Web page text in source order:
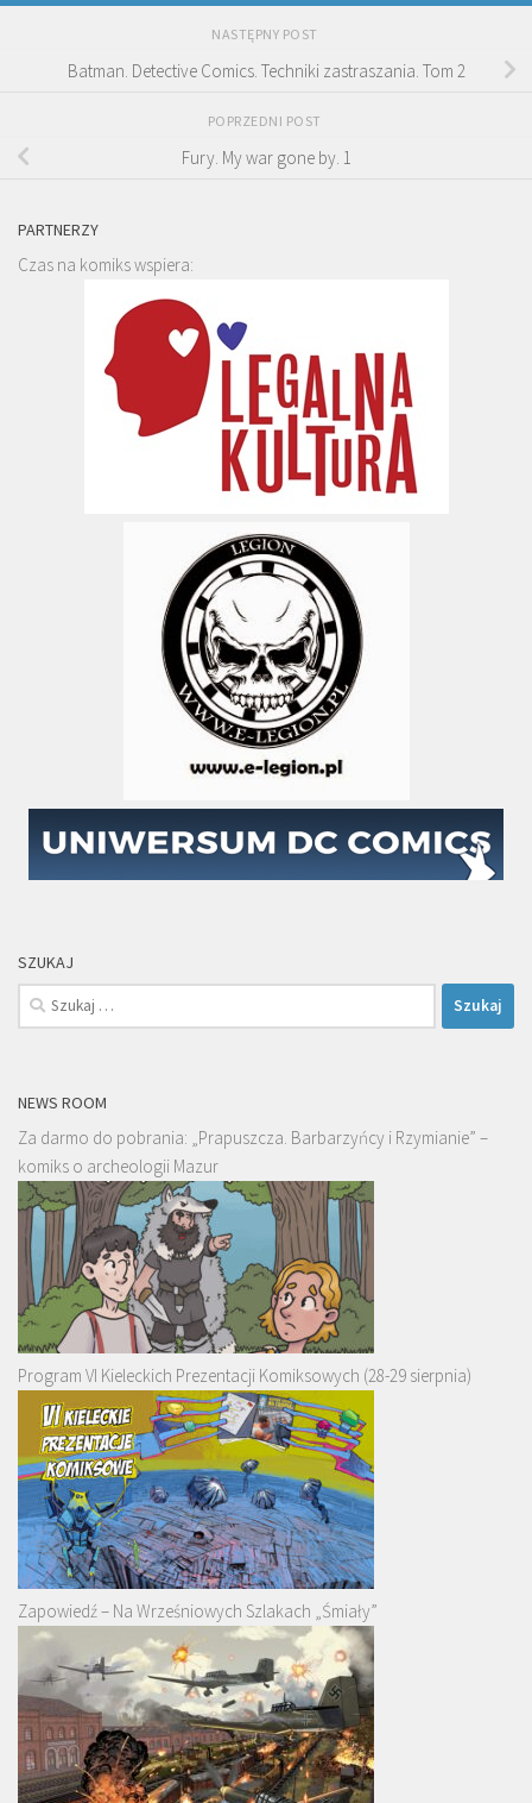
NASTĘPNY POST
Batman. Detective Comics. Techniki zastraszania. Tom 2
POPRZEDNI POST
Fury. My war gone by. 1
PARTNERZY
Czas na komiks wspiera:
SZUKAJ
Szukaj:
NEWS ROOM
Za darmo do pobrania: „Prapuszcza. Barbarzyńcy i Rzymianie” –
komiks o archeologii Mazur
Program VI Kieleckich Prezentacji Komiksowych (28-29 sierpnia)
Zapowiedź – Na Wrześniowych Szlakach „Śmiały”